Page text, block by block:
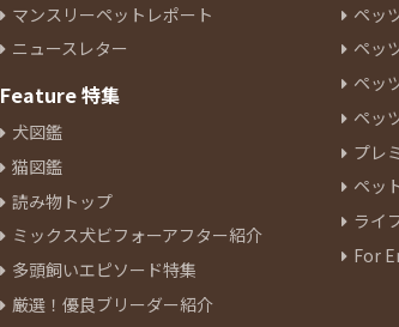
マンスリーペットレポート
ニュースレター
Feature 特集
犬図鑑
猫図鑑
読み物トップ
ミックス犬ビフォーアフター紹介
多頭飼いエピソード特集
厳選！優良ブリーダー紹介
ペッ
ペッ
ペッ
ペッ
プレ
ペッ
ライ
For